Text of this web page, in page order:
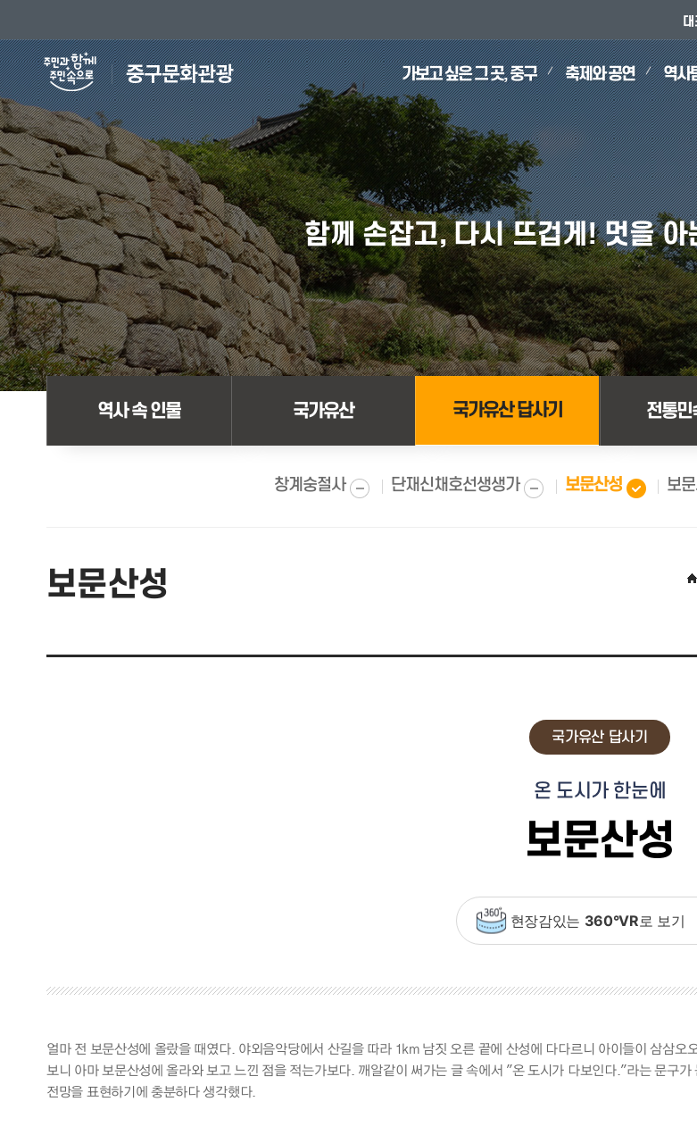
대
가보고 싶은 그 곳, 중구
가보고 싶은 그 곳, 중구
효 문화 실천에 앞장서는 중구의
관광명소를 소개합니다.
중구 10경
뿌리공원 대전 오-월드
효문화마을관리원
봉소루
단재신채호선생생가
여경암
거업재
전통과 현재의 원도심
젊음과 낭만이 있는 곳
고난과 나라사랑 이야기
주차장안내
대전의 보물,보문산
소개
걷고 싶은 보문산
국가유산
축제와 공연
축제와 공연
중구의 다양한 축제와 공연을 즐겨보세요!​​
효문화뿌리축제 마을 축제
온라인 공연관
역사
역사탐방
중구의 역사, 민속문화 정보를
안내합니다.
역사 속 인물
단재 신채호
국가유산
국가등록문화
국가무형유산
시 유형문화
시 무형유산
시 기념물
시 문화유산
시 등록문화
여행안내
중구 여행의 가이드를 안내합니다.​
안내도
테마관광안내도
관광자료신청
중구탐방지도
중구 맛집
빵축제
칼국수축제
3대 30년 전
모범음식점
착한가격업소
음식점 위생
안심식당
함께 손잡고, 다시 뜨겁게! 멋을
역사 속 인물 국가유산 국가유산 답사기
창계숭절사 단재신채호선생생가 보문산성 보
전통민
보문산성
국가유산 답사기
온 도시가 한눈에
보문산성
현장감있는 360°VR로 보기
얼마 전 보문산성에 올랐을 때였다. 야외음악당에서 산길을 따라 1km 남짓 오른 끝에 산성에 다다르니 아이들이 삼삼
보니 아마 보문산성에 올라와 보고 느낀 점을 적는가보다. 깨알같이 써가는 글 속에서 "온 도시가 다보인다."라는 문구
전망을 표현하기에 충분하다 생각했다.